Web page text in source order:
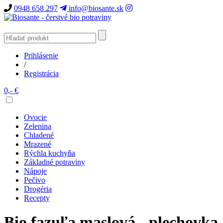
0948 658 297 info@biosante.sk
Prihlásenie
/
Registrácia
0,- €
Ovocie
Zelenina
Chladené
Mrazené
Rýchla kuchyňa
Základné potraviny
Nápoje
Pečivo
Drogéria
Recepty